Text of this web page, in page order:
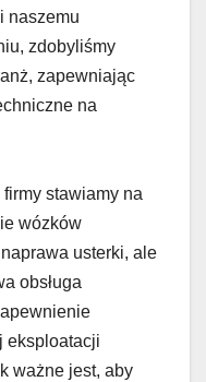
naszemu
zdobyliśmy
zapewniając
na
stawiamy na
wózków
usterki, ale
obsługa
eksploatacji
ważne jest, aby